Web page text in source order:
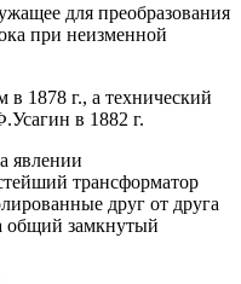
для преобразования
при неизменной
1878 г., а технический
в 1882 г.
явлении
трансформатор
друг от друга
общий замкнутый